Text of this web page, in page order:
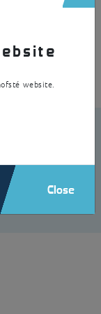
uit verzinkt staal
website.
Close